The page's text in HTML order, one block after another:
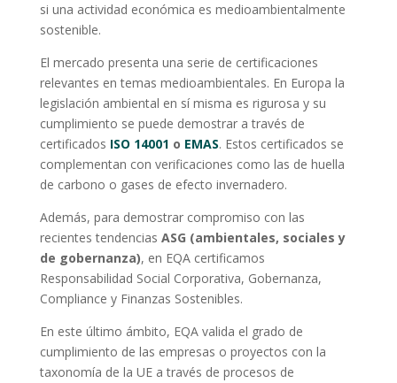
si una actividad económica es medioambientalmente
sostenible.
El mercado presenta una serie de certificaciones
relevantes en temas medioambientales. En Europa la
legislación ambiental en sí misma es rigurosa y su
cumplimiento se puede demostrar a través de
certificados ISO 14001 o EMAS. Estos certificados se
complementan con verificaciones como las de huella
de carbono o gases de efecto invernadero.
Además, para demostrar compromiso con las
recientes tendencias ASG (ambientales, sociales y
de gobernanza), en EQA certificamos
Responsabilidad Social Corporativa, Gobernanza,
Compliance y Finanzas Sostenibles.
En este último ámbito, EQA valida el grado de
cumplimiento de las empresas o proyectos con la
taxonomía de la UE a través de procesos de